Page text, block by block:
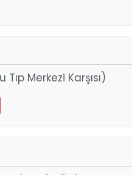
Merkezi Karşısı)